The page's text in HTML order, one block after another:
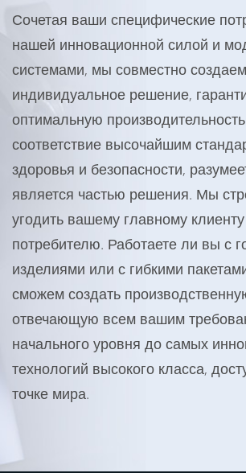
Сочетая ваши специфические
нашей инновационной силой и
системами, мы совместно создаем
индивидуальное решение,
оптимальную
соответствие высочайшим
здоровья и безопасности,
является частью решения. Мы
угодить вашему главному
потребителю. Работаете ли вы с
изделиями или с гибкими
сможем создать
отвечающую всем вашим
начального уровня до самых
технологий высокого класса,
точке мира.